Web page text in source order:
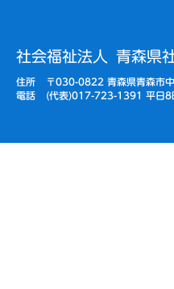
社会福祉法人 青森県
住所
〒030-0822 青森県青森市
電話
(代表)017-723-1391 平日